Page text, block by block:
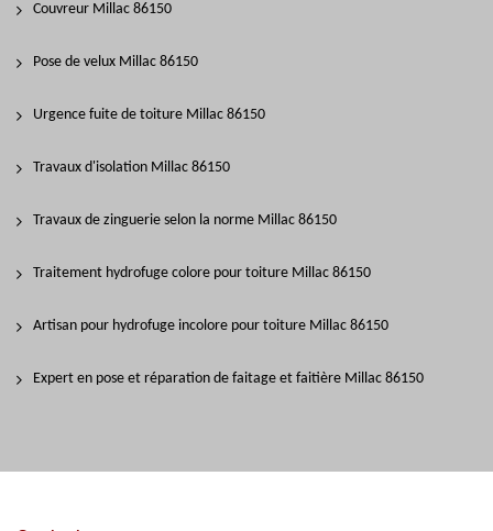
Couvreur Millac 86150
Pose de velux Millac 86150
Urgence fuite de toiture Millac 86150
Travaux d'isolation Millac 86150
Travaux de zinguerie selon la norme Millac 86150
Traitement hydrofuge colore pour toiture Millac 86150
Artisan pour hydrofuge incolore pour toiture Millac 86150
Expert en pose et réparation de faitage et faitière Millac 86150